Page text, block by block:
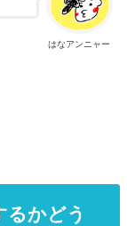
はなアンニャー
るかどう